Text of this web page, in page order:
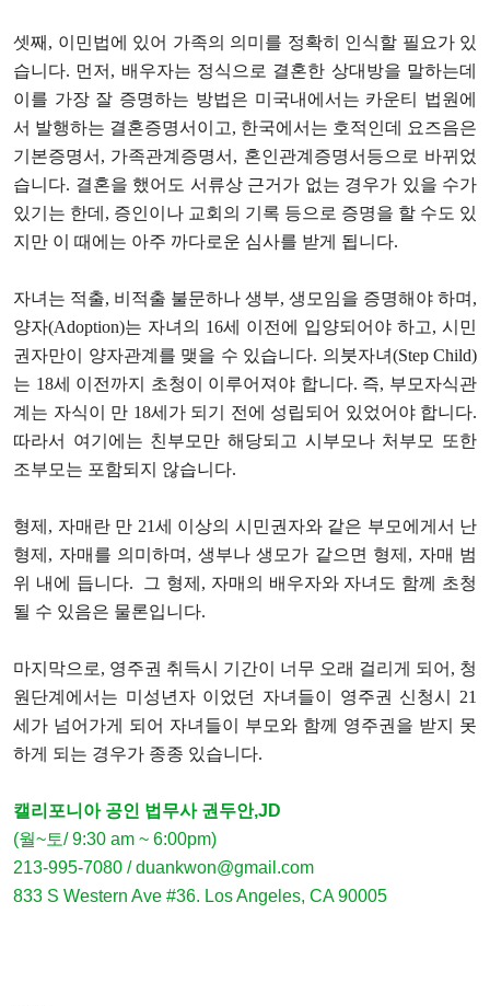
셋째, 이민법에 있어 가족의 의미를 정확히 인식할 필요가 있
습니다. 먼저, 배우자는 정식으로 결혼한 상대방을 말하는데
이를 가장 잘 증명하는 방법은 미국내에서는 카운티 법원에
서 발행하는 결혼증명서이고, 한국에서는 호적인데 요즈음은
기본증명서, 가족관계증명서, 혼인관계증명서등으로 바뀌었
습니다. 결혼을 했어도 서류상 근거가 없는 경우가 있을 수가
있기는 한데, 증인이나 교회의 기록 등으로 증명을 할 수도 있
지만 이 때에는 아주 까다로운 심사를 받게 됩니다.
자녀는 적출, 비적출 불문하나 생부, 생모임을 증명해야 하며,
양자(Adoption)는 자녀의 16세 이전에 입양되어야 하고, 시민
권자만이 양자관계를 맺을 수 있습니다. 의붓자녀(Step Child)
는 18세 이전까지 초청이 이루어져야 합니다. 즉, 부모자식관
계는 자식이 만 18세가 되기 전에 성립되어 있었어야 합니다.
따라서 여기에는 친부모만 해당되고 시부모나 처부모 또한
조부모는 포함되지 않습니다.
형제, 자매란 만 21세 이상의 시민권자와 같은 부모에게서 난
형제, 자매를 의미하며, 생부나 생모가 같으면 형제, 자매 범
위 내에 듭니다. 그 형제, 자매의 배우자와 자녀도 함께 초청
될 수 있음은 물론입니다.
마지막으로, 영주권 취득시 기간이 너무 오래 걸리게 되어, 청
원단계에서는 미성년자 이었던 자녀들이 영주권 신청시 21
세가 넘어가게 되어 자녀들이 부모와 함께 영주권을 받지 못
하게 되는 경우가 종종 있습니다.
캘리포니아 공인 법무사 권두안,JD
(월~토/ 9:30 am ~ 6:00pm)
213-995-7080 / duankwon@gmail.com
833 S Western Ave #36. Los Angeles, CA 90005